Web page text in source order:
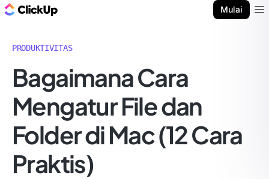
Mulai
PRODUKTIVITAS
Bagaimana Cara
Mengatur File dan
Folder di Mac (12 Cara
Praktis)